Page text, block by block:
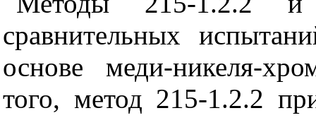
сравнительных
основе меди-никеля-
того, метод 215-1.2.2